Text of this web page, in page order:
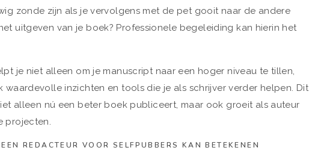
zonde zijn als je vervolgens met de pet gooit naar de andere
uitgeven van je boek? Professionele begeleiding kan hierin het
je niet alleen om je manuscript naar een hoger niveau te tillen,
waardevolle inzichten en tools die je als schrijver verder helpen. Dit
alleen nú een beter boek publiceert, maar ook groeit als auteur
projecten.
REDACTEUR VOOR SELFPUBBERS KAN BETEKENEN